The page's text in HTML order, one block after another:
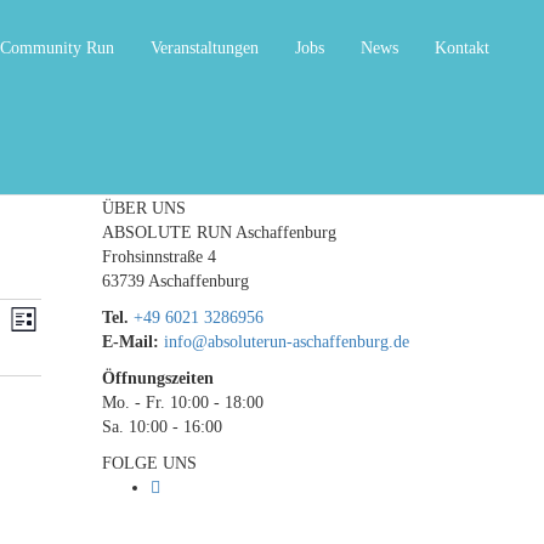
Community Run Veranstaltungen Jobs News Kontakt
Veranstaltung
Ansichten-
Navigation
Liste
ÜBER UNS
ABSOLUTE RUN Aschaffenburg
Frohsinnstraße 4
63739 Aschaffenburg
Tel. +49 6021 3286956
E-Mail: info@absoluterun-aschaffenburg.de
Öffnungszeiten
Mo. - Fr. 10:00 - 18:00
Sa. 10:00 - 16:00
FOLGE UNS